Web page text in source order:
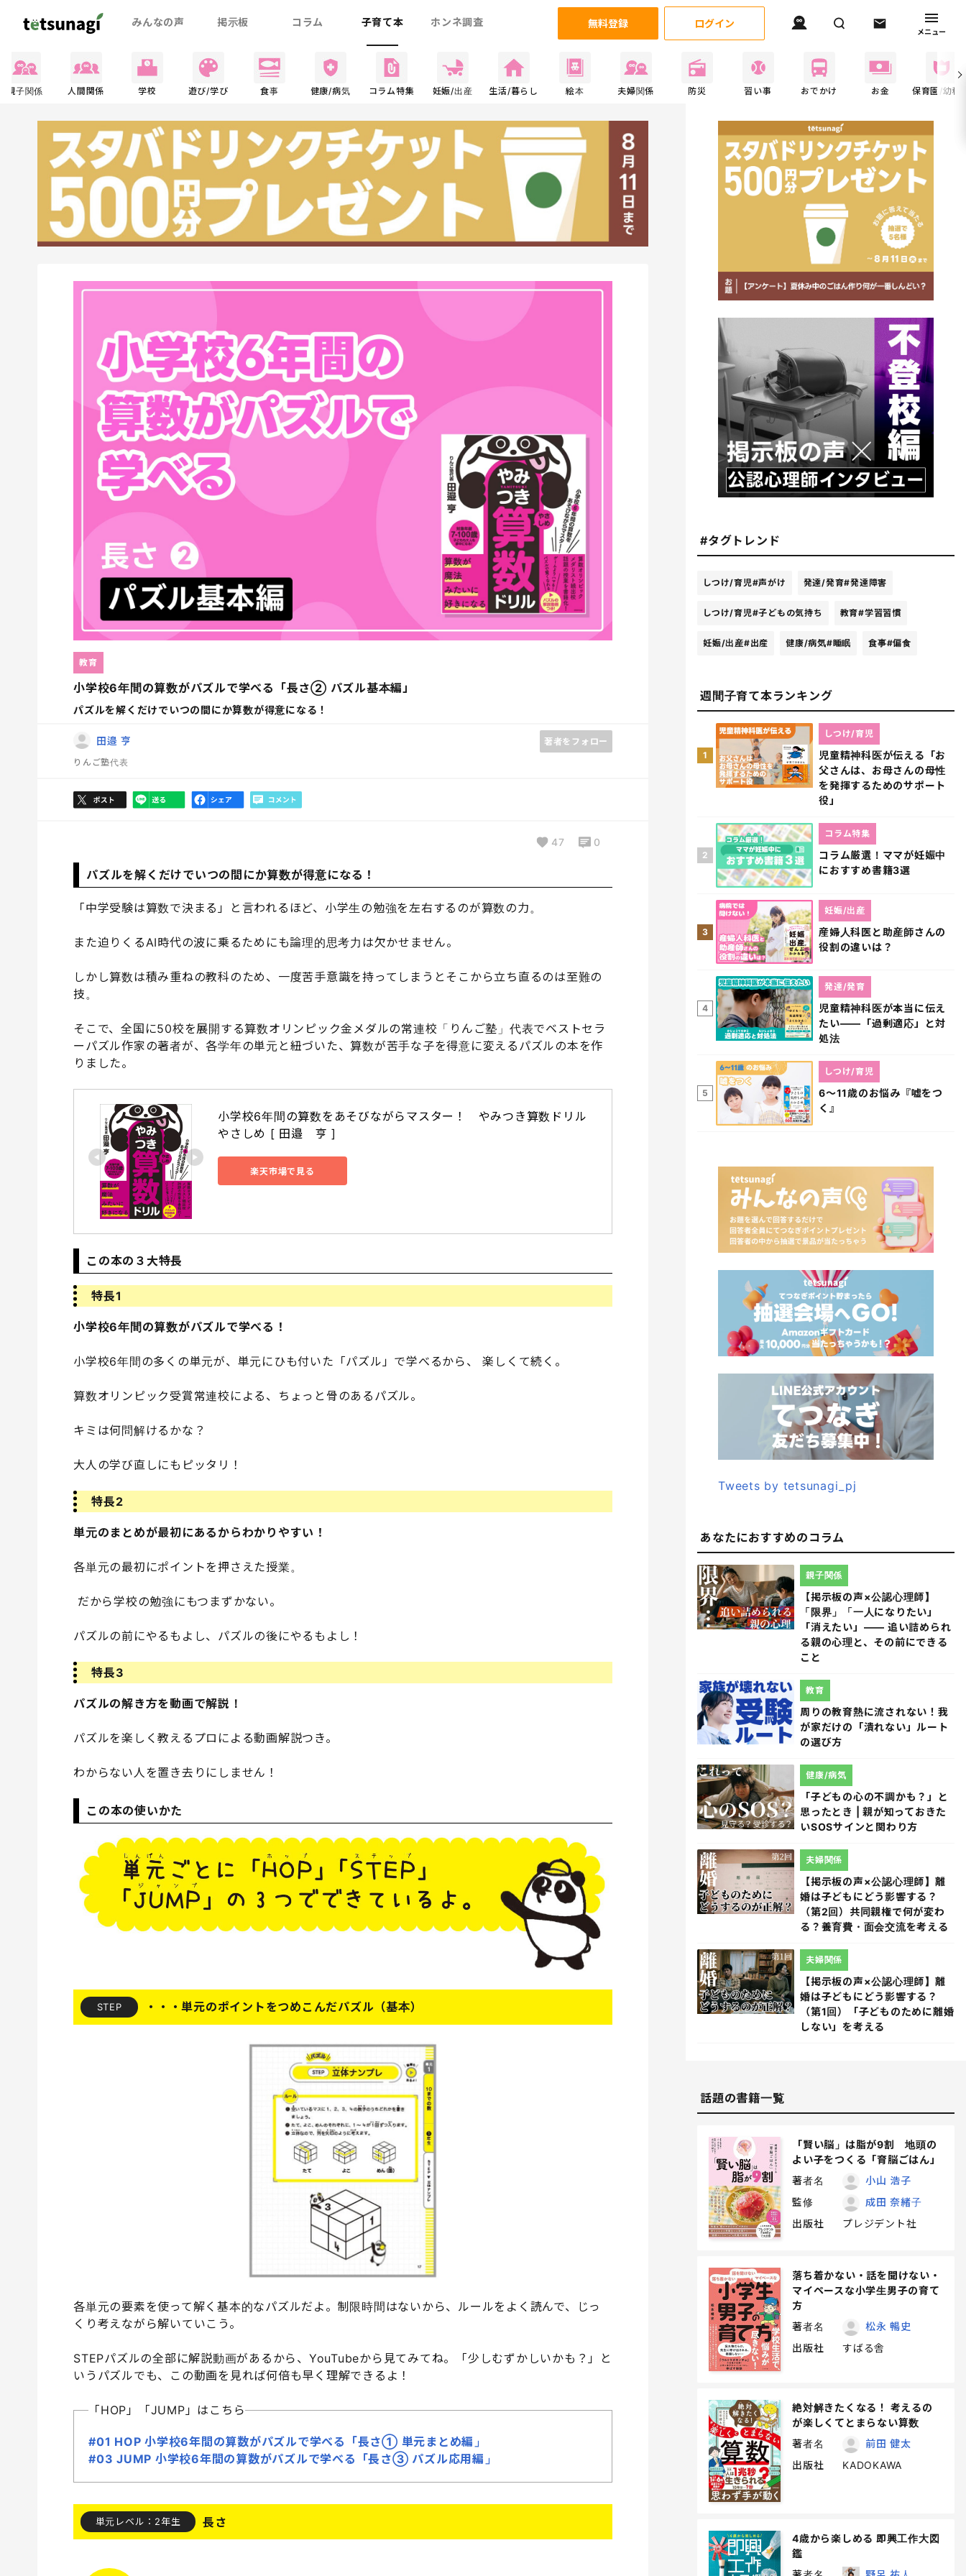
みんなの声 掲示板 コラム 子育て本 ホンネ調査 無料登録 ログイン
メニュー
親子関係 人間関係 学校 遊び/学び 食事 健康/病気 コラム特集 妊娠/出産 生活/暮らし 絵本 夫婦関係 防災 習い事 おでかけ お金 保育園/幼稚
小学校6年間の算数がパズルで学べる「長さ② パズル基本編」
パズルを解くだけでいつの間にか算数が得意になる！
教育
田邉 亨
著者をフォロー
りんご塾代表
47 0
パズルを解くだけでいつの間にか算数が得意になる！
「中学受験は算数で決まる」と言われるほど、小学生の勉強を左右するのが算数の力。
また迫りくるAI時代の波に乗るためにも論理的思考力は欠かせません。
しかし算数は積み重ねの教科のため、一度苦手意識を持ってしまうとそこから立ち直るのは至難の
技。
そこで、全国に50校を展開する算数オリンピック金メダルの常連校「りんご塾」代表でベストセラ
ーパズル作家の著者が、各学年の単元と紐づいた、算数が苦手な子を得意に変えるパズルの本を作
りました。
小学校6年間の算数をあそびながらマスター！　やみつき算数ドリル
やさしめ [ 田邉　亨 ]
楽天市場で見る
この本の３大特長
特長1
小学校6年間の算数がパズルで学べる！
小学校6年間の多くの単元が、単元にひも付いた「パズル」で学べるから、 楽しくて続く。
算数オリンピック受賞常連校による、ちょっと骨のあるパズル。
キミは何問解けるかな？
大人の学び直しにもピッタリ！
特長2
単元のまとめが最初にあるからわかりやすい！
各単元の最初にポイントを押さえた授業。
だから学校の勉強にもつまずかない。
パズルの前にやるもよし、パズルの後にやるもよし！
特長3
パズルの解き方を動画で解説！
パズルを楽しく教えるプロによる動画解説つき。
わからない人を置き去りにしません！
この本の使いかた
STEP ・・・単元のポイントをつめこんだパズル（基本）
各単元の要素を使って解く基本的なパズルだよ。制限時間はないから、ルールをよく読んで、じっ
くり考えながら解いていこう。
STEPパズルの全部に解説動画があるから、YouTubeから見てみてね。「少しむずかしいかも？」と
いうパズルでも、この動画を見れば何倍も早く理解できるよ！
「HOP」「JUMP」はこちら
#01 HOP 小学校6年間の算数がパズルで学べる「長さ① 単元まとめ編」
#03 JUMP 小学校6年間の算数がパズルで学べる「長さ③ パズル応用編」
単元レベル：2年生 長さ
#タグトレンド
しつけ/育児#声がけ 発達/発育#発達障害
しつけ/育児#子どもの気持ち 教育#学習習慣
妊娠/出産#出産 健康/病気#睡眠 食事#偏食
週間子育て本ランキング
1
児童精神科医が伝える「お
父さんは、お母さんの母性
を発揮するためのサポート
役」
しつけ/育児
2
コラム厳選！ママが妊娠中
におすすめ書籍3選
コラム特集
3
産婦人科医と助産師さんの
役割の違いは？
妊娠/出産
4
児童精神科医が本当に伝え
たい――「過剰適応」と対
処法
発達/発育
5
6～11歳のお悩み『嘘をつ
く』
しつけ/育児
Tweets by tetsunagi_pj
あなたにおすすめのコラム
【掲示板の声×公認心理師】
「限界」「一人になりたい」
「消えたい」―― 追い詰められ
る親の心理と、その前にできる
こと
親子関係
周りの教育熱に流されない！我
が家だけの「潰れない」ルート
の選び方
教育
「子どもの心の不調かも？」と
思ったとき | 親が知っておきた
いSOSサインと関わり方
健康/病気
【掲示板の声×公認心理師】離
婚は子どもにどう影響する？
（第2回）共同親権で何が変わ
る？養育費・面会交流を考える
夫婦関係
【掲示板の声×公認心理師】離
婚は子どもにどう影響する？
（第1回）「子どものために離婚
しない」を考える
夫婦関係
話題の書籍一覧
「賢い脳」は脂が9割 地頭の
よい子をつくる「育脳ごはん」
著者名
小山 浩子
監修
成田 奈緒子
出版社
プレジデント社
落ち着かない・話を聞けない・
マイペースな小学生男子の育て
方
著者名
松永 暢史
出版社
すばる舎
絶対解きたくなる！ 考えるの
が楽しくてとまらない算数
著者名
前田 健太
出版社
KADOKAWA
4歳から楽しめる 即興工作大図
鑑